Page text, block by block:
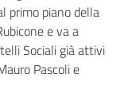
primo piano della
e va a
Sociali già attivi
Pascoli e